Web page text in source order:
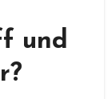
und